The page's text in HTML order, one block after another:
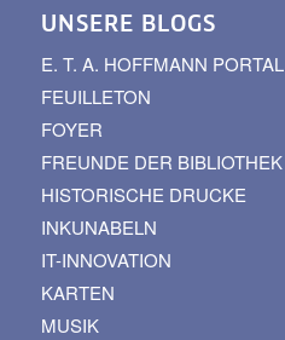
UNSERE BLOGS
E. T. A. HOFFMANN PORTAL
FEUILLETON
FOYER
FREUNDE DER BIBLIOTHEK
HISTORISCHE DRUCKE
INKUNABELN
IT-INNOVATION
KARTEN
MUSIK